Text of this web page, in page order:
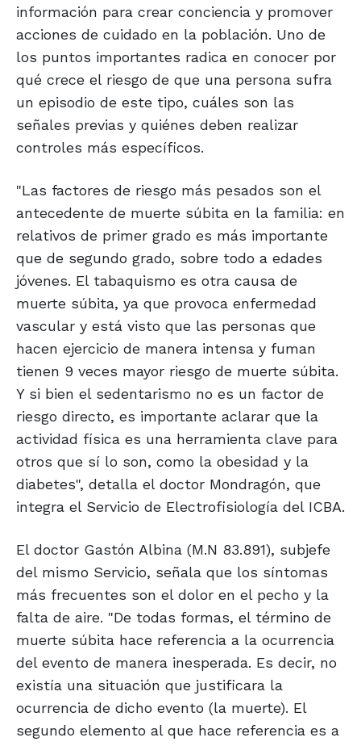
información para crear conciencia y promover
acciones de cuidado en la población. Uno de
los puntos importantes radica en conocer por
qué crece el riesgo de que una persona sufra
un episodio de este tipo, cuáles son las
señales previas y quiénes deben realizar
controles más específicos.
"Las factores de riesgo más pesados son el
antecedente de muerte súbita en la familia: en
relativos de primer grado es más importante
que de segundo grado, sobre todo a edades
jóvenes. El tabaquismo es otra causa de
muerte súbita, ya que provoca enfermedad
vascular y está visto que las personas que
hacen ejercicio de manera intensa y fuman
tienen 9 veces mayor riesgo de muerte súbita.
Y si bien el sedentarismo no es un factor de
riesgo directo, es importante aclarar que la
actividad física es una herramienta clave para
otros que sí lo son, como la obesidad y la
diabetes", detalla el doctor Mondragón, que
integra el Servicio de Electrofisiología del ICBA.
El doctor Gastón Albina (M.N 83.891), subjefe
del mismo Servicio, señala que los síntomas
más frecuentes son el dolor en el pecho y la
falta de aire. "De todas formas, el término de
muerte súbita hace referencia a la ocurrencia
del evento de manera inesperada. Es decir, no
existía una situación que justificara la
ocurrencia de dicho evento (la muerte). El
segundo elemento al que hace referencia es a